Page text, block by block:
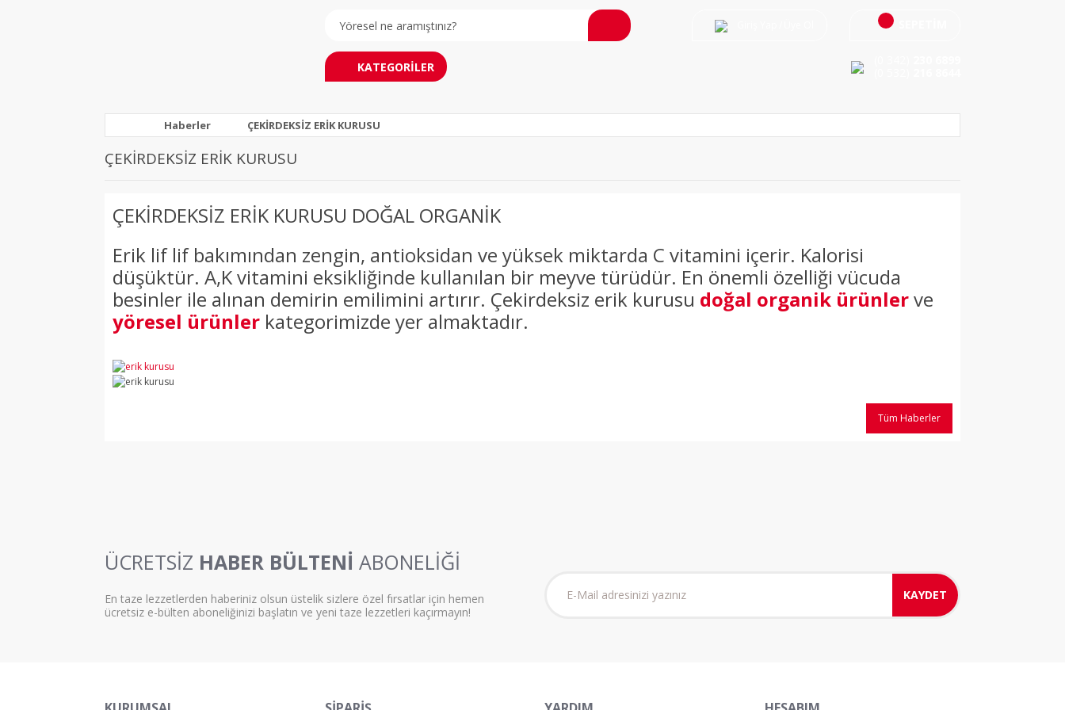
KATEGORİLER
Haberler ÇEKİRDEKSİZ ERİK KURUSU
ÇEKİRDEKSİZ ERİK KURUSU
ÇEKİRDEKSİZ ERİK KURUSU DOĞAL ORGANİK
Erik lif lif bakımından zengin, antioksidan ve yüksek miktarda C vitamini içerir. Kalorisi
düşüktür. A,K vitamini eksikliğinde kullanılan bir meyve türüdür. En önemli özelliği vücuda
besinler ile alınan demirin emilimini artırır. Çekirdeksiz erik kurusu doğal organik ürünlerve
yöresel ürünler kategorimizde yer almaktadır.
Tüm Haberler
ÜCRETSİZ HABER BÜLTENİ ABONELİĞİ
En taze lezzetlerden haberiniz olsun üstelik sizlere özel fırsatlar için hemen
ücretsiz e-bülten aboneliğinizi başlatın ve yeni taze lezzetleri kaçırmayın!
KAYDET